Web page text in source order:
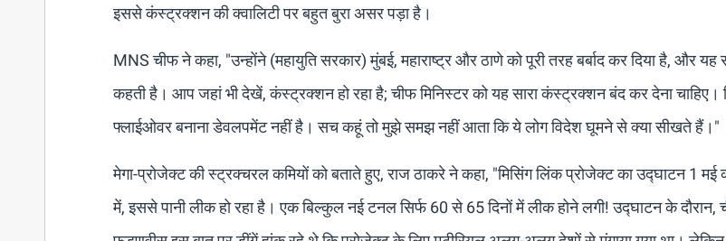
इससे कंस्ट्रक्शन की क्वालिटी पर बहुत बुरा असर पड़ा है।
MNS चीफ ने कहा, "उन्होंने (महायुति सरकार) मुंबई, महाराष्ट्र और ठाणे को पूरी तरह बर्बाद कर दिया है, और
कहती है। आप जहां भी देखें, कंस्ट्रक्शन हो रहा है; चीफ मिनिस्टर को यह सारा कंस्ट्रक्शन बंद कर देना
फ्लाईओवर बनाना डेवलपमेंट नहीं है। सच कहूं तो मुझे समझ नहीं आता कि ये लोग विदेश घूमने से क्या सीखते हैं।"
मेगा-प्रोजेक्ट की स्ट्रक्चरल कमियों को बताते हुए, राज ठाकरे ने कहा, "मिसिंग लिंक प्रोजेक्ट का उद्घाटन 1
में, इससे पानी लीक हो रहा है। एक बिल्कुल नई टनल सिर्फ 60 से 65 दिनों में लीक होने लगी! उद्घाटन के दौरान,